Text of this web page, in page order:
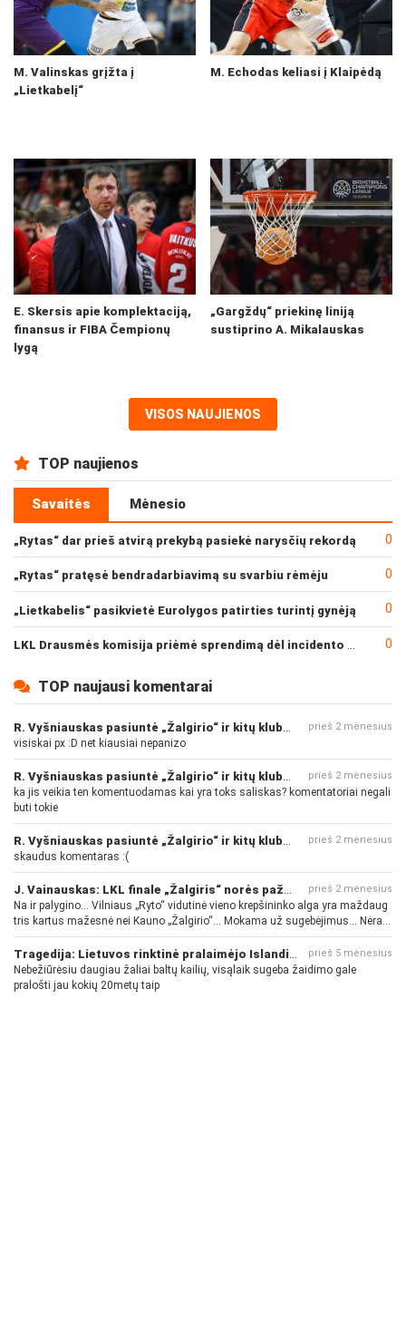
M. Valinskas grįžta į
„Lietkabelį“
M. Echodas keliasi į Klaipėdą
E. Skersis apie komplektaciją,
finansus ir FIBA Čempionų
lygą
„Gargždų“ priekinę liniją
sustiprino A. Mikalauskas
VISOS NAUJIENOS
TOP naujienos
Savaitės Mėnesio
„Rytas“ dar prieš atvirą prekybą pasiekė narysčių rekordą 0
„Rytas“ pratęsė bendradarbiavimą su svarbiu rėmėju 0
„Lietkabelis“ pasikvietė Eurolygos patirties turintį gynėją 0
0
TOP naujausi komentarai
prieš 2 mėnesius
visiskai px :D net kiausiai nepanizo
prieš 2 mėnesius
ka jis veikia ten komentuodamas kai yra toks saliskas? komentatoriai negali
buti tokie
prieš 2 mėnesius
skaudus komentaras :(
prieš 2 mėnesius
Na ir palygino... Vilniaus „Ryto“ vidutinė vieno krepšininko alga yra maždaug
tris kartus mažesnė nei Kauno „Žalgirio“... Mokama už sugebėjimus... Nėra
pinigų - nėra gerų žaidėjų...
prieš 5 mėnesius
Nebežiūrėsiu daugiau žaliai baltų kailių, visąlaik sugeba žaidimo gale
pralošti jau kokių 20metų taip